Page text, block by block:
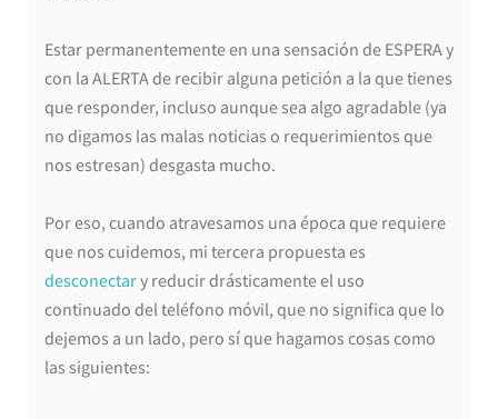
Estar permanentemente en una sensación de ESPERA y
con la ALERTA de recibir alguna petición a la que tienes
que responder, incluso aunque sea algo agradable (ya
no digamos las malas noticias o requerimientos que
nos estresan) desgasta mucho.
Por eso, cuando atravesamos una época que requiere
que nos cuidemos, mi tercera propuesta es
desconectary reducir drásticamente el uso
continuado del teléfono móvil, que no significa que lo
dejemos a un lado, pero sí que hagamos cosas como
las siguientes: